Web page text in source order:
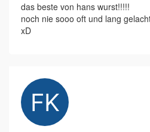
das beste von hans wurst!!!!!
noch nie sooo oft und lang
xD